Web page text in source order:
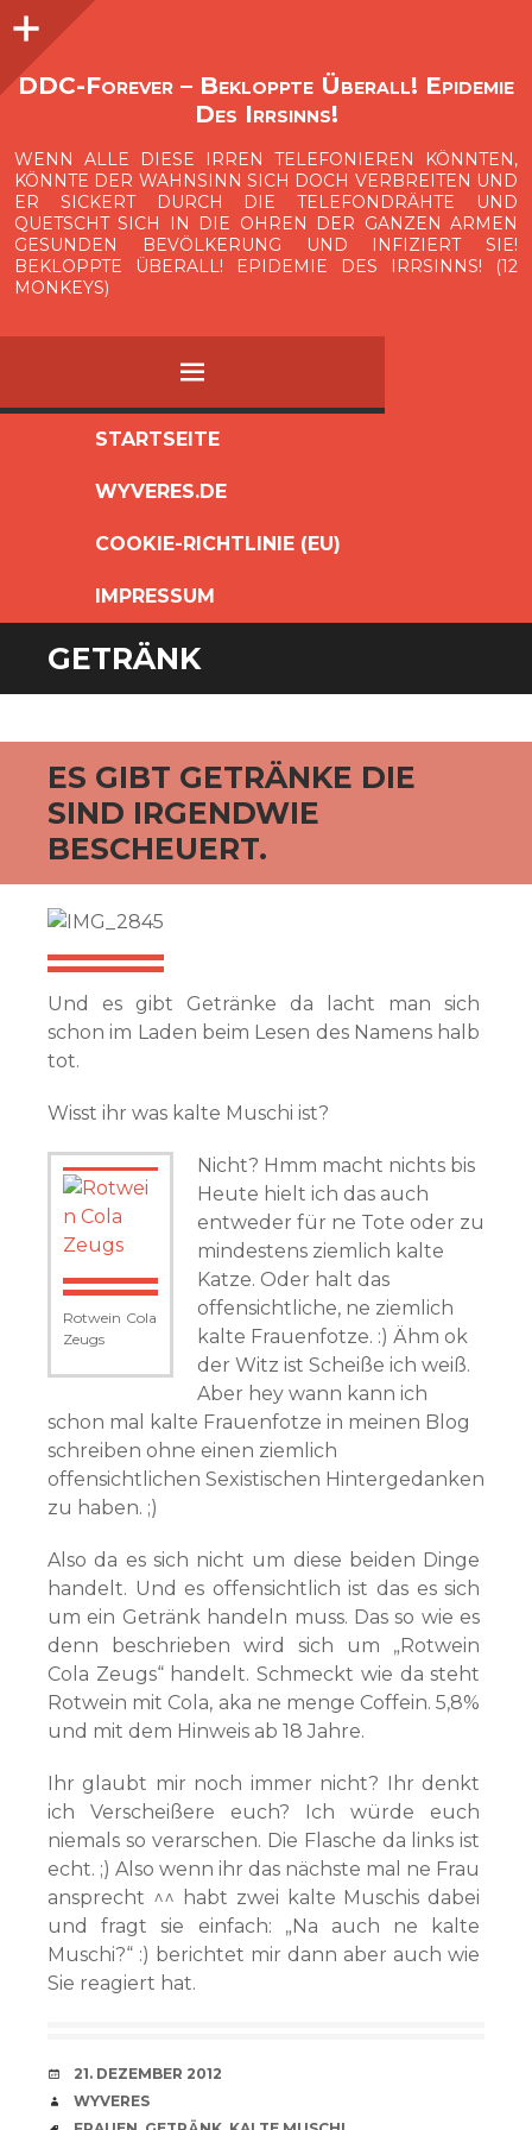
O
p
e
n
i
d
e
b
a
DDC-Forever – Bekloppte Überall! Epidemie
Des Irrsinns!
WENN ALLE DIESE IRREN TELEFONIEREN KÖNNTEN,
KÖNNTE DER WAHNSINN SICH DOCH VERBREITEN UND
ER SICKERT DURCH DIE TELEFONDRÄHTE UND
QUETSCHT SICH IN DIE OHREN DER GANZEN ARMEN
GESUNDEN BEVÖLKERUNG UND INFIZIERT SIE!
BEKLOPPTE ÜBERALL! EPIDEMIE DES IRRSINNS! (12
MONKEYS)
MENÜ
SPRINGEN
STARTSEITE
WYVERES.DE
COOKIE-RICHTLINIE (EU)
IMPRESSUM
Seitenleiste
GETRÄNK
ES GIBT GETRÄNKE DIE
SIND IRGENDWIE
BESCHEUERT.
Und es gibt Getränke da lacht man sich
schon im Laden beim Lesen des Namens halb
tot.
Wisst ihr was kalte Muschi ist?
Rotwein Cola
Zeugs
Nicht? Hmm macht nichts bis
Heute hielt ich das auch
entweder für ne Tote oder zu
mindestens ziemlich kalte
Katze. Oder halt das
offensichtliche, ne ziemlich
kalte Frauenfotze. :) Ähm ok
der Witz ist Scheiße ich weiß.
Aber hey wann kann ich
schon mal kalte Frauenfotze in meinen Blog
schreiben ohne einen ziemlich
offensichtlichen Sexistischen Hintergedanken
zu haben. ;)
Also da es sich nicht um diese beiden Dinge
handelt. Und es offensichtlich ist das es sich
um ein Getränk handeln muss. Das so wie es
denn beschrieben wird sich um „Rotwein
Cola Zeugs“ handelt. Schmeckt wie da steht
Rotwein mit Cola, aka ne menge Coffein. 5,8%
und mit dem Hinweis ab 18 Jahre.
Ihr glaubt mir noch immer nicht? Ihr denkt
ich Verscheißere euch? Ich würde euch
niemals so verarschen. Die Flasche da links ist
echt. ;) Also wenn ihr das nächste mal ne Frau
ansprecht ^^ habt zwei kalte Muschis dabei
und fragt sie einfach: „Na auch ne kalte
Muschi?“ :) berichtet mir dann aber auch wie
Sie reagiert hat.
VERABREDUNG
21. DEZEMBER 2012
VERFASSER
WYVERES